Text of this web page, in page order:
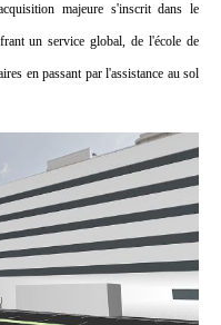
majeure s'inscrit dans le
un service global, de l'école de
en passant par l'assistance au sol